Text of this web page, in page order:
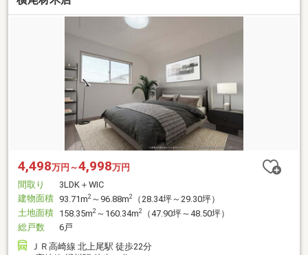
4,498万円～4,998万円
間取り
3LDK＋WIC
建物面積 93.71m2 ～96.88m2
（28.34坪～29.30坪）
土地面積 158.35m2 ～160.34m2
（47.90坪～48.50坪）
総戸数
6戸
ＪＲ高崎線 北上尾駅 徒歩22分